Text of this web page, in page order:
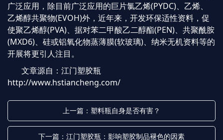
广泛应用，除目前广泛应用的巨片氯乙烯(PYDC)、乙烯、
乙烯醇共聚物(EVOH)外，近年来，开发环保适性资料，促
使聚乙烯醇(PVA)、据对苯二甲酸乙二醇酯(PEN)、共聚酰胺
(MXD6)、硅或铝氧化物蒸薄膜(软玻璃)、纳米无机资料等的
开展将更引人注目。
文章源自：江门塑胶瓶
http://www.hstiancheng.com/
上一篇：塑料瓶自身是否有害？
下一篇：江门塑胶瓶：影响塑胶制品褪色的因素